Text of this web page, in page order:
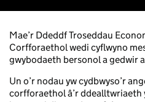
Mae’r Ddeddf Troseddau
Corfforaethol wedi cyflwyno
gwybodaeth bersonol a gedwir
Un o’r nodau yw cydbwyso’r
corfforaethol â’r ddealltwriaeth